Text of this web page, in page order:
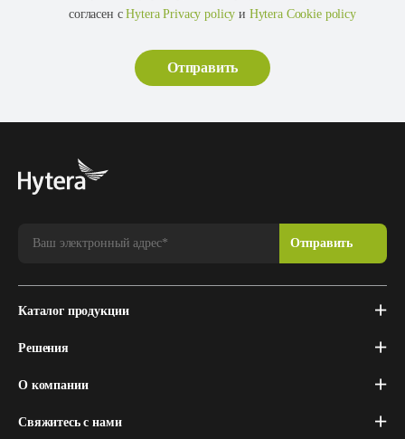
согласен сHytera Privacy policy и Hytera Cookie policy
Каталог продукции
Решения
О компании
Свяжитесь с нами